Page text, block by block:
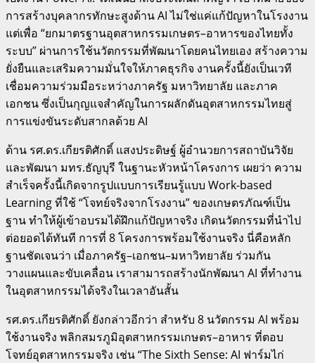
การสร้างบุคลากรทักษะสูงด้าน AI ไม่ใช่แค่แก้ปัญหาในโรงงาน
แต่เพื่อ “ยกมาตรฐานอุตสาหกรรมเกษตร–อาหารของไทยทั้ง
ระบบ” ผ่านการใช้นวัตกรรมที่พัฒนาโดยคนไทยเอง สร้างความ
ยั่งยืนและเสริมความมั่นใจให้ภาคธุรกิจ งานครั้งนี้ยังเป็นเวที
เชื่อมความร่วมมือระหว่างภาครัฐ มหาวิทยาลัย และภาค
เอกชน ซึ่งเป็นกุญแจสำคัญในการผลักดันอุตสาหกรรมไทยสู่
การแข่งขันระดับสากลด้วย AI
ด้าน รศ.ดร.เกียรติศักดิ์ แสงประดิษฐ์ ผู้อำนวยการสถาบันวิจัย
และพัฒนา มทร.ธัญบุรี ในฐานะหัวหน้าโครงการ เผยว่า ความ
สำเร็จครั้งนี้เกิดจากรูปแบบการเรียนรู้แบบ Work-based
Learning ที่ใช้ “โจทย์จริงจากโรงงาน” ของเกษตรภัณฑ์เป็น
ฐาน ทำให้ผู้เข้าอบรมได้ฝึกแก้ปัญหาจริง เกิดนวัตกรรมที่นำไป
ต่อยอดได้ทันที การที่ 8 โครงการพร้อมใช้งานจริง นี่คือหลัก
ฐานชัดเจนว่า เมื่อภาครัฐ–เอกชน–มหาวิทยาลัย ร่วมกัน
วางแผนและขับเคลื่อน เราสามารถสร้างนักพัฒนา AI ที่ทำงาน
ในอุตสาหกรรมได้จริงในเวลาอันสั้น
รศ.ดร.เกียรติศักดิ์ ยังกล่าวอีกว่า สำหรับ 8 นวัตกรรม AI พร้อม
ใช้งานจริง พลิกสมรภูมิอุตสาหกรรมเกษตร–อาหาร ที่ตอบ
โจทย์อุตสาหกรรมจริง เช่น “The Sixth Sense: AI ฟาร์มไก่